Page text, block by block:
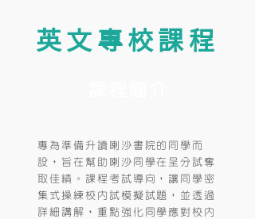
英文專校課程
專為準備升讀喇沙書院的同學而
設，旨在幫助喇沙同學在呈分試奪
取佳績。課程考試導向，讓同學密
集式操練校內試模擬試題，並透過
詳細講解，重點強化同學應對校內